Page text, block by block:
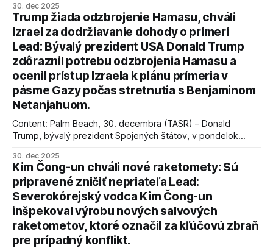
30. dec 2025
Trump žiada odzbrojenie Hamasu, chváli
Izrael za dodržiavanie dohody o prímerí
Lead: Bývalý prezident USA Donald Trump
zdôraznil potrebu odzbrojenia Hamasu a
ocenil prístup Izraela k plánu prímeria v
pásme Gazy počas stretnutia s Benjaminom
Netanjahuom.
Content: Palm Beach, 30. decembra (TASR) – Donald
Trump, bývalý prezident Spojených štátov, v pondelok
kľúčové pre úspešné dosiahnutie prímeria v Gaze. Agentúra
AFP informuje, že Trump vyjadril presvedčenie, že Izrael plní
podmienky dohody o prí
30. dec 2025
Kim Čong-un chváli nové raketomety: Sú
pripravené zničiť nepriateľa Lead:
Severokórejský vodca Kim Čong-un
inšpekoval výrobu nových salvových
raketometov, ktoré označil za kľúčovú zbraň
pre prípadný konflikt.